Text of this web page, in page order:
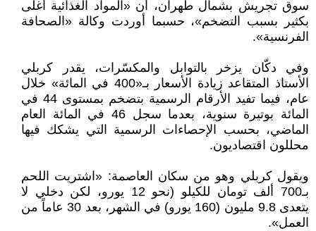
سوق تجريش بشمال طهران، أن «المواد الغذائية أغلى
بكثير بسبب التضخم»، حسبما أوردت وكالة «الصحافة
الفرنسية».
وفي دكّان يزخر بالتوابل والمكسّرات، يقدر كربلي
الأستاذ المتقاعد زيادة الأسعار بـ«400 في المائة» خلال
عام، فيما تفيد الأرقام الرسمية بتضخم بمستوى 44 في
المائة بوتيرة سنوية، بعدما سجل 46 في المائة العام
الماضي، بحسب الإحصاءات الرسمية التي يشكك فيها
محللون اقتصاديون.
ويقول كربلي وهو من سكان العاصمة: «اشتريت اللحم
بـ700 ألف تومان للكيلو (نحو 12 يورو، لكن دخلي لا
يتعدى 9.8 مليون (160 يورو) في الشهر، بعد 30 عاماً من
العمل».